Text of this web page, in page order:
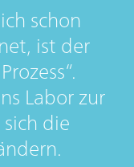
schon
ist der
Labor zur
die